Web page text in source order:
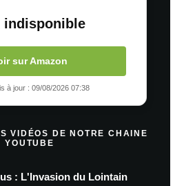
indisponible
sur Amazon
à jour : 09/08/2026 07:38
VIDÉOS DE NOTRE CHAINE
YOUTUBE
: L'Invasion du Lointain